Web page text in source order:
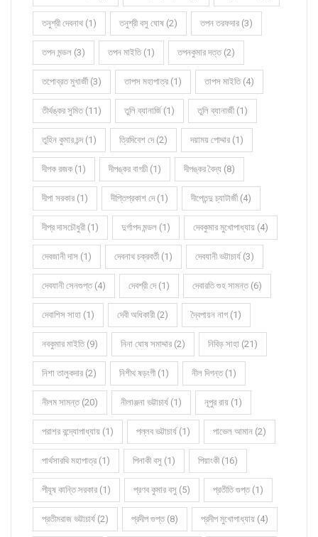
তনুশ্রী দেবনাথ (1) তনুশ্রী বসু ঘোষ (2) তপন তরফদার (3)
তপন মন্ডল (3) তপন মাইতি (1) তপনকুমার দত্ত (2)
তপোব্রত মুখার্জী (3) তাপস মহাপাত্র (1) তাপস মাইতি (4)
তীর্থঙ্কর সুমিত (11) তুলি ব্যানার্জি (1) তুলি ব্যানার্জী (1)
তুহিন কুমার চন্দ (1) ত্রিদিবেশ দে (2) দয়াময় পোদ্দার (1)
দীপক রজক (1) দীপঙ্কর বাগচী (1) দীপঙ্কর বৈদ্য (8)
দীপা সরকার (1) দীপ্তিপ্রকাশ দে (1) দীপ্তেন্দু চ্যাটার্জী (4)
দীপ্র দাসচৌধুরী (1) দুর্গাপদ মন্ডল (1) দেবকুমার মুখোপাধ্যায় (4)
দেবজানী দাস (1) দেবনাথ চক্রবর্তী (1) দেবযানী ভট্টাচার্য (3)
দেবযানী সেনগুপ্ত (4) দেবশ্রী দে (1) দেবারতি গুহ সামন্ত (6)
দেবাশিস সাহা (1) দেবী অধিকারী (2) দ্বৈপায়ন নাগ (1)
নবকুমার মাইতি (9) নিনা ঘোষ সমাদ্দার (2) নিবিড় সাহা (21)
নিশা তালুকদার (2) নিশীথ ষড়ংগী (1) নীল দিগন্ত (1)
নীলম সামন্ত (20) নীলাঞ্জনা ভট্টাচার্য (1) নূপুর রায় (1)
পরাশর বন্দ্যোপাধ্যায় (1) পল্লব ভট্টাচার্য (1) পাভেল আমান (2)
পার্থসারথি মহাপাত্র (1) পিনাকী বসু (1) পিয়াংকী (16)
পীযূষ কান্তি সরকার (1) প্রণব কুমার বসু (5) প্রতীতি গুপ্ত (1)
প্রতীমরাজ ভট্টাচার্য (2) প্রদীপ গুপ্ত (8) প্রদীপ মুখোপাধ্যায় (4)